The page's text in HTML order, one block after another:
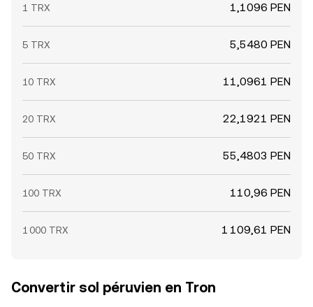
1 TRX 1,1096 PEN
5 TRX 5,5480 PEN
10 TRX 11,0961 PEN
20 TRX 22,1921 PEN
50 TRX 55,4803 PEN
100 TRX 110,96 PEN
1 000 TRX 1 109,61 PEN
Convertir sol péruvien en Tron